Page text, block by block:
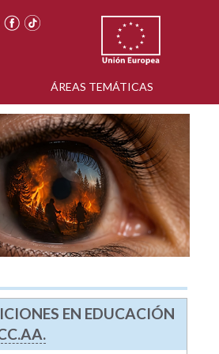
ÁREAS TEMÁTICAS
EN EDUCACIÓN